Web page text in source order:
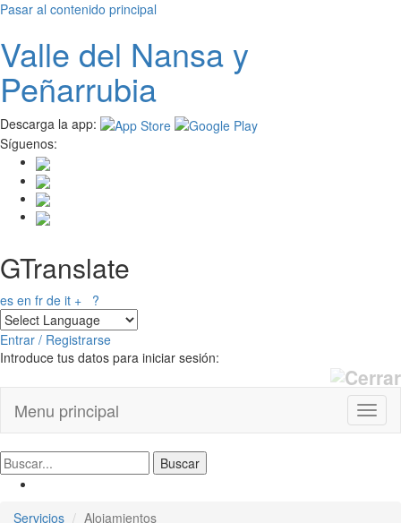
Pasar al contenido principal
Valle del Nansay
Peñarrubia
Descarga la app:
Síguenos:
GTranslate
es en fr de it + ?
Entrar / Registrarse
Introduce tus datos para iniciar sesión:
Menu principal
Servicios Alojamientos